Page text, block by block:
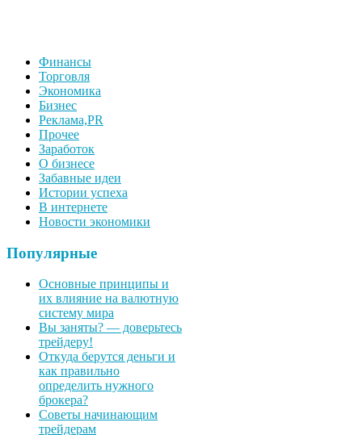
Финансы
Торговля
Экономика
Бизнес
Реклама,PR
Прочее
Заработок
О бизнесе
Забавные идеи
Истории успеха
В интернете
Новости экономики
Популярные
Основные принципы и
их влияние на валютную
систему мира
Вы заняты? — доверьтесь
трейдеру!
Откуда берутся деньги и
как правильно
определить нужного
брокера?
Советы начинающим
трейдерам